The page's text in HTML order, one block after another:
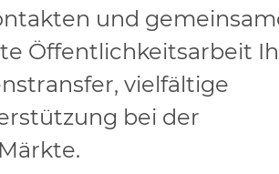
und
Öffentlichkeitsarbeit
vielfältige
bei der